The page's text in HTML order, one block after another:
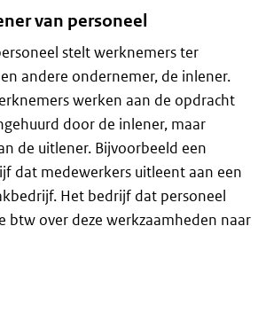
van personeel
stelt werknemers ter
andere ondernemer, de inlener.
werken aan de opdracht
door de inlener, maar
de uitlener. Bijvoorbeeld een
dat medewerkers uitleent aan een
Het bedrijf dat personeel
btw over deze werkzaamheden naar